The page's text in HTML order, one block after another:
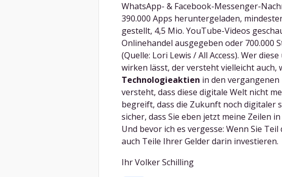
WhatsApp- & Facebook-Messenger-
390.000 Apps heruntergeladen,
gestellt, 4,5 Mio. YouTube-Videos
Onlinehandel ausgegeben oder 700.000
(Quelle: Lori Lewis / All Access). Wer
wirken lässt, der versteht vielleicht auch,
Technologieaktien in den vergangenen
versteht, dass diese digitale Welt nicht
begreift, dass die Zukunft noch digitaler
sicher, dass Sie eben jetzt meine Zeilen
Und bevor ich es vergesse: Wenn Sie
auch Teile Ihrer Gelder darin investieren.
Ihr Volker Schilling